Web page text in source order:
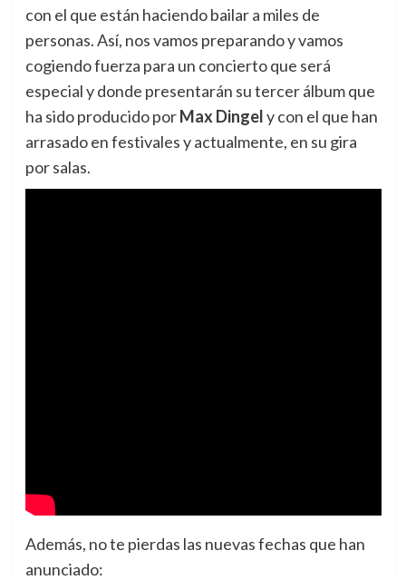
con el que están haciendo bailar a miles de
personas. Así, nos vamos preparando y vamos
cogiendo fuerza para un concierto que será
especial y donde presentarán su tercer álbum que
ha sido producido porMax Dingely con el que han
arrasado en festivales y actualmente, en su gira
por salas.
Además, no te pierdas las nuevas fechas que han
anunciado: